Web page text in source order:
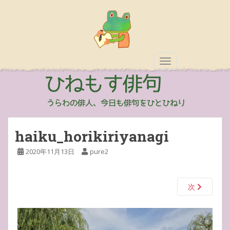
TOGGLE
haiku_horikiriyanagi
2020年11月13日 pure2
次